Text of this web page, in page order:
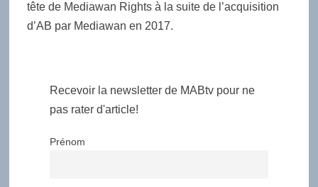
tête de Mediawan Rights à la suite de l’acquisition
d’AB par Mediawan en 2017.
Recevoir la newsletter de MABtv pour ne
pas rater d'article!
Prénom